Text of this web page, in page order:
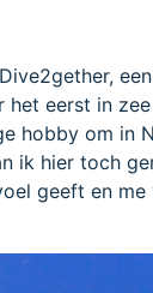
een
eerst in
hobby om in
ik hier toch
geeft en me